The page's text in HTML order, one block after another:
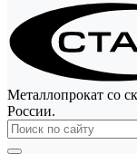
Металлопрокат со
России.